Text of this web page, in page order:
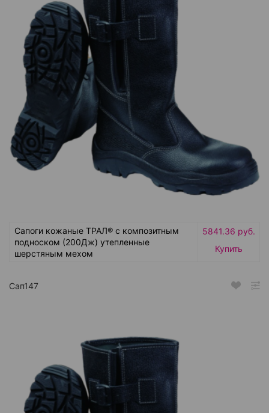
Сапоги кожаные ТРАЛ® с композитным
подноском (200Дж) утепленные
шерстяным мехом
5841.36 руб.
Купить
Сап147